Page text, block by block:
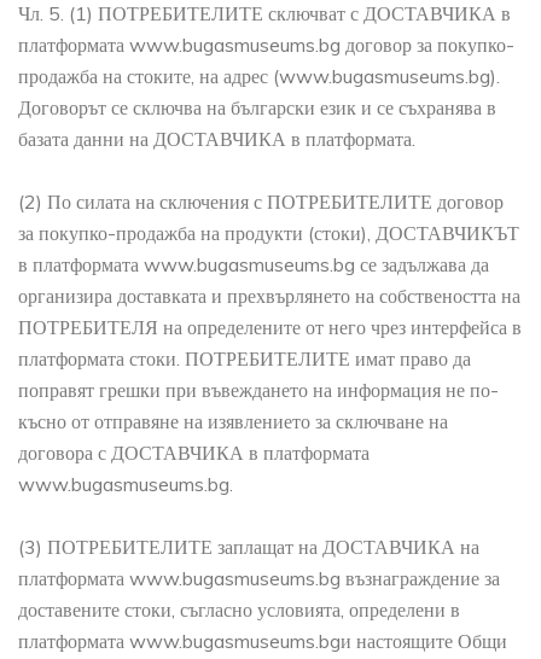
Чл. 5. (1) ПОТРЕБИТЕЛИТЕ сключват с ДОСТАВЧИКА в
платформата www.bugasmuseums.bg договор за покупко-
продажба на стоките, на адрес (www.bugasmuseums.bg).
Договорът се сключва на български език и се съхранява в
базата данни на ДОСТАВЧИКА в платформата.
(2) По силата на сключения с ПОТРЕБИТЕЛИТЕ договор
за покупко-продажба на продукти (стоки), ДОСТАВЧИКЪТ
в платформата www.bugasmuseums.bg се задължава да
организира доставката и прехвърлянето на собствеността на
ПОТРЕБИТЕЛЯ на определените от него чрез интерфейса в
платформата стоки. ПОТРЕБИТЕЛИТЕ имат право да
поправят грешки при въвеждането на информация не по-
късно от отправяне на изявлението за сключване на
договора с ДОСТАВЧИКА в платформата
www.bugasmuseums.bg.
(3) ПОТРЕБИТЕЛИТЕ заплащат на ДОСТАВЧИКА на
платформата www.bugasmuseums.bg възнаграждение за
доставените стоки, съгласно условията, определени в
платформата www.bugasmuseums.bgи настоящите Общи